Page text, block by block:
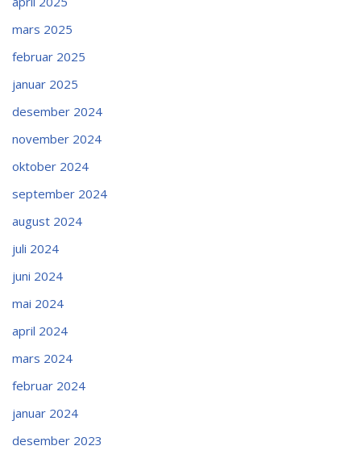
mars 2025
februar 2025
januar 2025
desember 2024
november 2024
oktober 2024
september 2024
august 2024
juli 2024
juni 2024
mai 2024
april 2024
mars 2024
februar 2024
januar 2024
desember 2023